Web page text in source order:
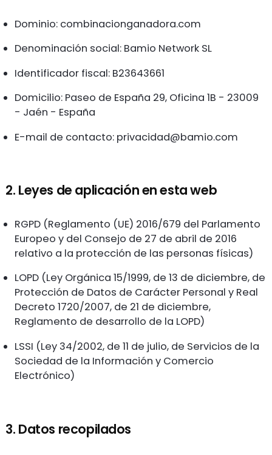
Dominio: combinacionganadora.com
Denominación social: Bamio Network SL
Identificador fiscal: B23643661
Domicilio: Paseo de España 29, Oficina 1B - 23009
- Jaén - España
E-mail de contacto: privacidad@bamio.com
2. Leyes de aplicación en esta web
RGPD (Reglamento (UE) 2016/679 del Parlamento
Europeo y del Consejo de 27 de abril de 2016
relativo a la protección de las personas físicas)
LOPD (Ley Orgánica 15/1999, de 13 de diciembre, de
Protección de Datos de Carácter Personal y Real
Decreto 1720/2007, de 21 de diciembre,
Reglamento de desarrollo de la LOPD)
LSSI (Ley 34/2002, de 11 de julio, de Servicios de la
Sociedad de la Información y Comercio
Electrónico)
3. Datos recopilados